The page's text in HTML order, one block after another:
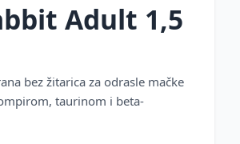
Adult 1,5
bez žitarica za odrasle mačke
taurinom i beta-